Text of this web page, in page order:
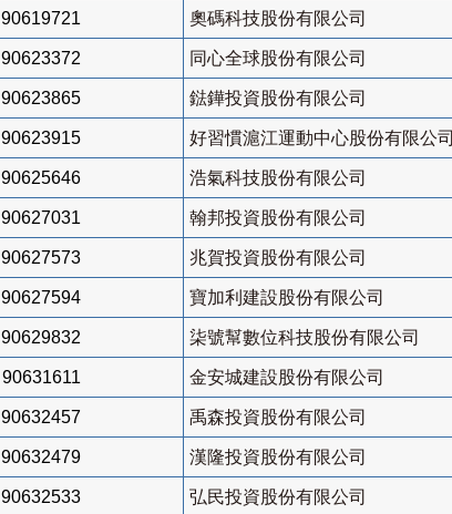
90619721 奧碼科技股份有限公司
90623372 同心全球股份有限公司
90623865 鍅鏵投資股份有限公司
90623915 好習慣滬江運動中心股份有限公司
90625646 浩氣科技股份有限公司
90627031 翰邦投資股份有限公司
90627573 兆賀投資股份有限公司
90627594 寶加利建設股份有限公司
90629832 柒號幫數位科技股份有限公司
90631611 金安城建設股份有限公司
90632457 禹森投資股份有限公司
90632479 漢隆投資股份有限公司
90632533 弘民投資股份有限公司